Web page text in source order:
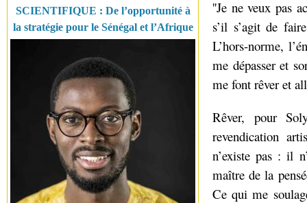
SCIENTIFIQUE : De l’opportunité à
la stratégie pour le Sénégal et l’Afrique
''Je ne veux pas
s’il s’agit de
L’hors-norme,
me dépasser et
me font rêver et
Rêver, pour
revendication
n’existe pas : il
maître de la
Ce qui me